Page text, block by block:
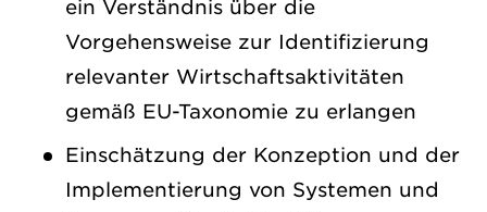
ein Verständnis über die
Vorgehensweise zur Identifizierung
relevanter Wirtschaftsaktivitäten
gemäß EU-Taxonomie zu erlangen
Einschätzung der Konzeption und der
Implementierung von Systemen und